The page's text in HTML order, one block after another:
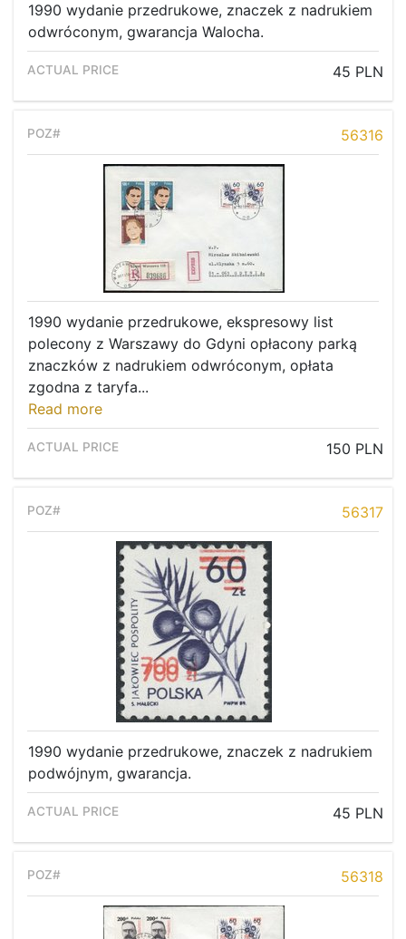
1990 wydanie przedrukowe, znaczek z nadrukiem
odwróconym, gwarancja Walocha.
45 PLN
56316
1990 wydanie przedrukowe, ekspresowy list
polecony z Warszawy do Gdyni opłacony parką
znaczków z nadrukiem odwróconym, opłata
zgodna z taryfa...
Read more
150 PLN
56317
1990 wydanie przedrukowe, znaczek z nadrukiem
podwójnym, gwarancja.
45 PLN
56318